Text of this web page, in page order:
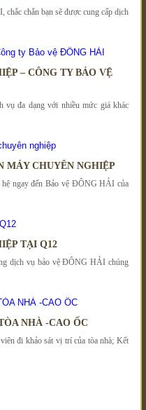
chắn bạn sẽ được cung cấp dịch
– CÔNG TY BẢO VỆ
đa dạng với nhiều mức giá khác
MÁY CHUYÊN NGHIỆP
hệ ngay đến Bảo vệ ĐÔNG HẢI của
TẠI Q12
dịch vụ bảo vệ ĐÔNG HẢI chúng
NHÀ -CAO ỐC
đi khảo sát vị trí của tòa nhà; Kết